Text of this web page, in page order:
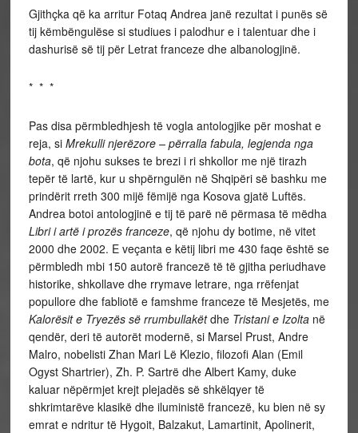
Gjithçka që ka arritur Fotaq Andrea janë rezultat i punës së
tij këmbëngulëse si studiues i palodhur e i talentuar dhe i
dashurisë së tij për Letrat franceze dhe albanologjinë.
* * *
Pas disa përmbledhjesh të vogla antologjike për moshat e
reja, si Mrekulli njerëzore – përralla fabula, legjenda nga
bota, që njohu sukses te brezi i ri shkollor me një tirazh
tepër të lartë, kur u shpërngulën në Shqipëri së bashku me
prindërit rreth 300 mijë fëmijë nga Kosova gjatë Luftës.
Andrea botoi antologjinë e tij të parë në përmasa të mëdha
Libri i artë i prozës franceze, që njohu dy botime, në vitet
2000 dhe 2002. E veçanta e këtij libri me 430 faqe është se
përmbledh mbi 150 autorë francezë të të gjitha periudhave
historike, shkollave dhe rrymave letrare, nga rrëfenjat
popullore dhe fabliotë e famshme franceze të Mesjetës, me
Kalorësit e Tryezës së rrumbullakëtdhe Tristani e Izoltanë
qendër, deri të autorët modernë, si Marsel Prust, Andre
Malro, nobelisti Zhan Mari Lë Klezio, filozofi Alan (Emil
Ogyst Shartrier), Zh. P. Sartrë dhe Albert Kamy, duke
kaluar nëpërmjet krejt plejadës së shkëlqyer të
shkrimtarëve klasikë dhe iluministë francezë, ku bien në sy
emrat e ndritur të Hygoit, Balzakut, Lamartinit, Apolinerit,